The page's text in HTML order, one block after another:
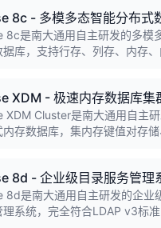
，适用于金融、电信、政务、国
关键核心业务系统，能够提供
断运行能力，可替代Oracle及
8c是南大通用自主研发的多模
据库，支持行存、列存、内存、
弹性伸缩、高安全性等特性，支
用、关键行业核心业务、互联
业务上云等多种场景。
XDM Cluster是南大通用自主
内存数据库，集内存键值对存储
量数据存储和精确查询服务，支
群和节点水平扩展，适用于超
快速定位和认证场景。
8d - 企业级目录服务管理
8d是南大通用自主研发的企业
理系统，完全符合LDAP v3标准